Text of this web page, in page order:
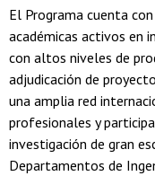
El Programa cuenta
académicas activos en
con altos niveles de
adjudicación de
una amplia red
profesionales y
investigación de gran
Departamentos de